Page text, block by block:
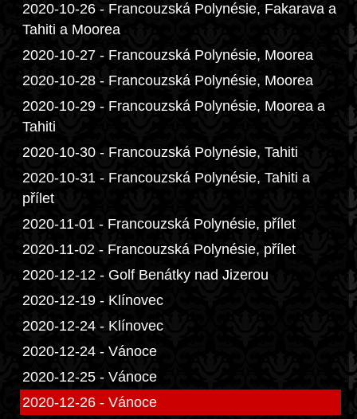
2020-10-26 - Francouzská Polynésie, Fakarava a
Tahiti a Moorea
2020-10-27 - Francouzská Polynésie, Moorea
2020-10-28 - Francouzská Polynésie, Moorea
2020-10-29 - Francouzská Polynésie, Moorea a
Tahiti
2020-10-30 - Francouzská Polynésie, Tahiti
2020-10-31 - Francouzská Polynésie, Tahiti a
přílet
2020-11-01 - Francouzská Polynésie, přílet
2020-11-02 - Francouzská Polynésie, přílet
2020-12-12 - Golf Benátky nad Jizerou
2020-12-19 - Klínovec
2020-12-24 - Klínovec
2020-12-24 - Vánoce
2020-12-25 - Vánoce
2020-12-26 - Vánoce